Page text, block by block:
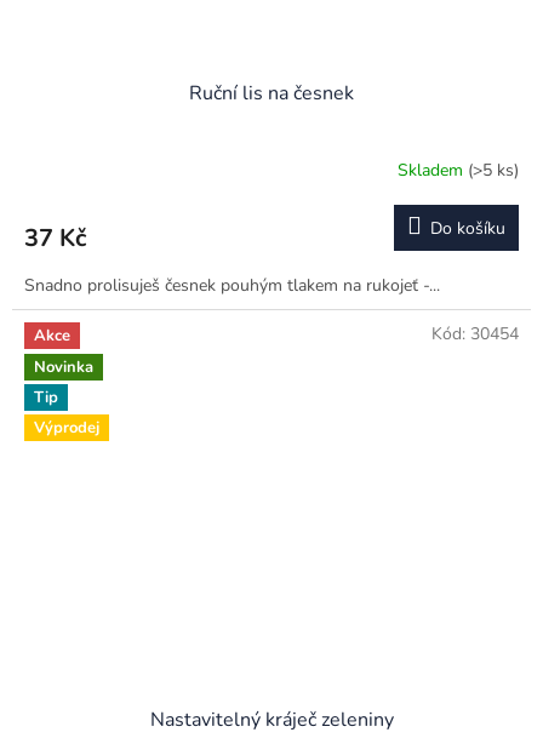
Ruční lis na česnek
Skladem (>5 ks)
37 Kč Do košíku
Snadno prolisuješ česnek pouhým tlakem na rukojeť -...
Akce
Novinka
Tip
Výprodej
Nastavitelný kráječ zeleniny
Kód: 30454